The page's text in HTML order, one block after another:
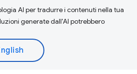
AI per tradurre i contenuti nella tua
generate dall'AI potrebbero